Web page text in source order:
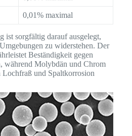
0,01% maximal
ist sorgfältig darauf ausgelegt,
zu widerstehen. Der
Beständigkeit gegen
während Molybdän und Chrom
Lochfraß und Spaltkorrosion